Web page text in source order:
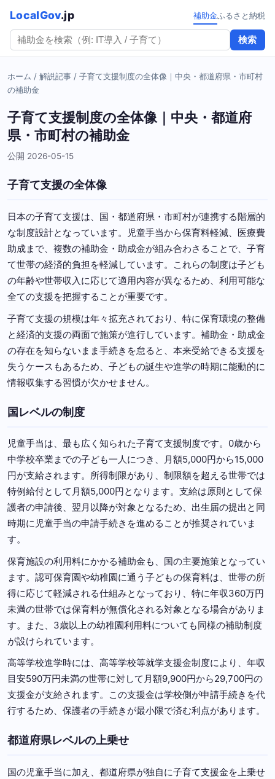
LocalGov.jp
検索
補助金ふるさと納税
ホーム / 解説記事 / 子育て支援制度の全体像｜中央・都道府県・市町村
の補助金
子育て支援制度の全体像｜中央・都道府
県・市町村の補助金
公開 2026-05-15
子育て支援の全体像
日本の子育て支援は、国・都道府県・市町村が連携する階層的
な制度設計となっています。児童手当から保育料軽減、医療費
助成まで、複数の補助金・助成金が組み合わさることで、子育
て世帯の経済的負担を軽減しています。これらの制度は子ども
の年齢や世帯収入に応じて適用内容が異なるため、利用可能な
全ての支援を把握することが重要です。
子育て支援の規模は年々拡充されており、特に保育環境の整備
と経済的支援の両面で施策が進行しています。補助金・助成金
の存在を知らないまま手続きを怠ると、本来受給できる支援を
失うケースもあるため、子どもの誕生や進学の時期に能動的に
情報収集する習慣が欠かせません。
国レベルの制度
児童手当は、最も広く知られた子育て支援制度です。0歳から
中学校卒業までの子ども一人につき、月額5,000円から15,000
円が支給されます。所得制限があり、制限額を超える世帯では
特例給付として月額5,000円となります。支給は原則として保
護者の申請後、翌月以降が対象となるため、出生届の提出と同
時期に児童手当の申請手続きを進めることが推奨されていま
す。
保育施設の利用料にかかる補助金も、国の主要施策となってい
ます。認可保育園や幼稚園に通う子どもの保育料は、世帯の所
得に応じて軽減される仕組みとなっており、特に年収360万円
未満の世帯では保育料が無償化される対象となる場合がありま
す。また、3歳以上の幼稚園利用料についても同様の補助制度
が設けられています。
高等学校進学時には、高等学校等就学支援金制度により、年収
目安590万円未満の世帯に対して月額9,900円から29,700円の
支援金が支給されます。この支援金は学校側が申請手続きを代
行するため、保護者の手続きが最小限で済む利点があります。
都道府県レベルの上乗せ
国の児童手当に加え、都道府県が独自に子育て支援金を上乗せ